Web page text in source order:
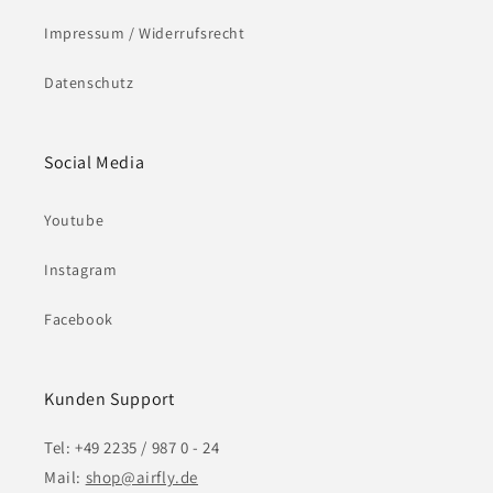
Impressum / Widerrufsrecht
Datenschutz
Social Media
Youtube
Instagram
Facebook
Kunden Support
Tel: +49 2235 / 987 0 - 24
Mail: shop@airfly.de